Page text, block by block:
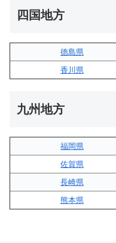
四国地方
徳島県
香川県
九州地方
福岡県
佐賀県
長崎県
熊本県